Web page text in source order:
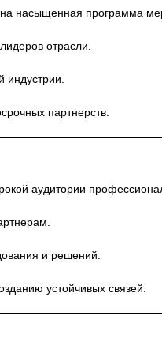
насыщенная программа
отрасли.
партнерств.
аудитории
и решений.
устойчивых связей.